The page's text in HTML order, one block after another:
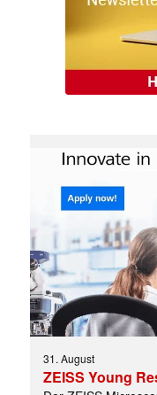
31. August
ZEISS Young